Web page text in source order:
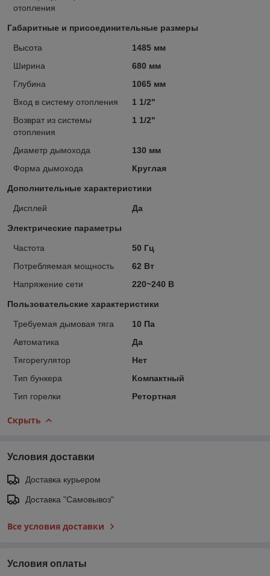
отопления
Габаритные и присоединительные размеры
Высота
1485 мм
Ширина
680 мм
Глубина
1065 мм
Вход в систему отопления
1 1/2"
Возврат из системы
отопления
1 1/2"
Диаметр дымохода
130 мм
Форма дымохода
Круглая
Дополнительные характеристики
Дисплей Да
Электрические параметры
Частота
50 Гц
Потребляемая мощность
62 Вт
Напряжение сети
220~240 В
Пользовательские характеристики
Требуемая дымовая тяга
10 Па
Автоматика
Да
Тягорегулятор
Нет
Тип бункера
Компактный
Тип горелки
Ретортная
Скрыть
Условия доставки
Доставка курьером
Доставка "Самовывоз"
Все условия доставки
Условия оплаты